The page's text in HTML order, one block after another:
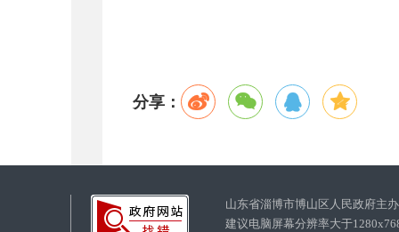
分享：
山东省淄博市博山区人民政府
建议电脑屏幕分辨率大于